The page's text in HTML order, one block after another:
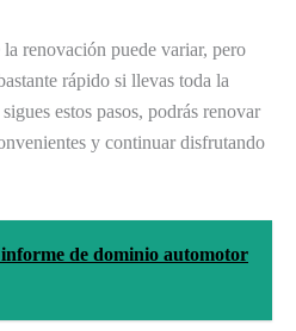
renovación puede variar, pero
rápido si llevas toda la
estos pasos, podrás renovar
y continuar disfrutando
de dominio automotor